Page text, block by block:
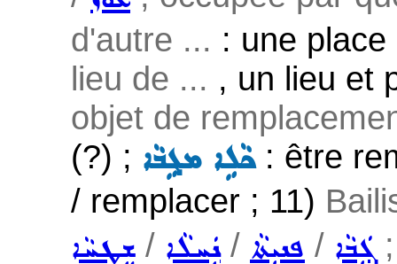
d'autre ... : une place
lieu de ... , un lieu et
objet de
(?) ; ܟܵܠܹܐ ܡܓܹܒܵܐ: être
/ remplacer ; 11)
ܫܸܛܚܵܐ / ܢܲܚܠܵܐ/ ܦܢܝܼܬܵܐ / ܓܲܒܵܐ